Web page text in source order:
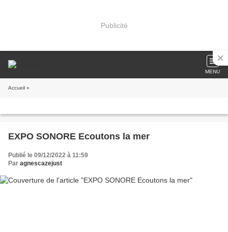
Publicité
MENU
Accueil »
EXPO SONORE Ecoutons la mer
Publié le 09/12/2022 à 11:59
Par agnescazejust